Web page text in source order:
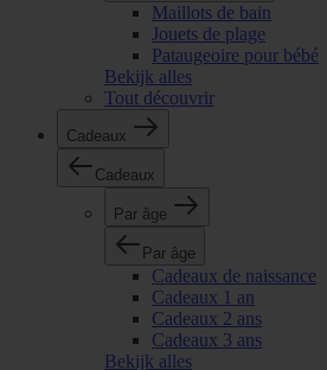
Maillots de bain
Jouets de plage
Pataugeoire pour bébé
Bekijk alles
Tout découvrir
Cadeaux
Cadeaux
Par âge
Par âge
Cadeaux de naissance
Cadeaux 1 an
Cadeaux 2 ans
Cadeaux 3 ans
Bekijk alles